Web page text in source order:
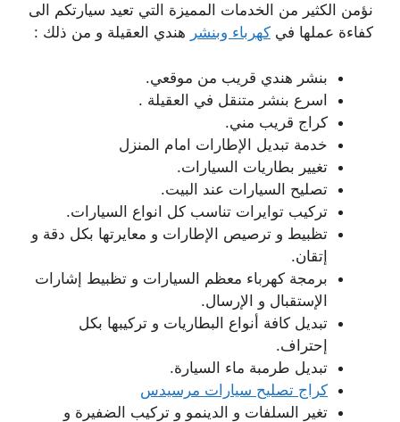
نؤمن الكثير من الخدمات المميزة التي تعيد سيارتكم الى
كفاءة عملها في كهرباء وبنشر هندي العقيلة و من ذلك :
بنشر هندي قريب من موقعي.
اسرع بنشر متنقل في العقيلة .
كراج قريب مني.
خدمة تبديل الإطارات امام المنزل
تغيير بطاريات السيارات.
تصليح السيارات عند البيت.
تركيب توايرات تناسب كل انواع السيارات.
تظبيط و ترصيص الإطارات و معايرتها بكل دقة و
إتقان.
برمجة كهرباء معظم السيارات و تظبيط إشارات
الإستقبال و الإرسال.
تبديل كافة أنواع البطاريات و تركيبها بكل
إحتراف.
تبديل طرمبة ماء السيارة.
كراج تصليح سيارات مرسيدس
تغير السلفات و الدينمو و تركيب الضفيرة و